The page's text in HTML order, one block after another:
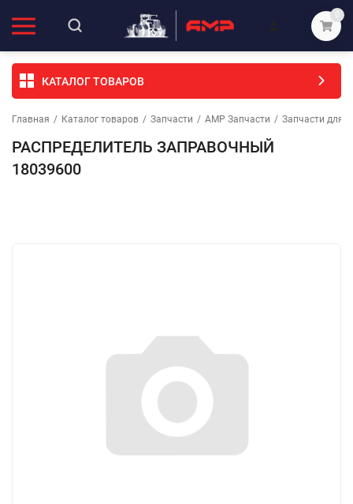
0
КАТАЛОГ ТОВАРОВ
Главная / Каталог товаров / Запчасти / АМР Запчасти / Запчасти для
РАСПРЕДЕЛИТЕЛЬ ЗАПРАВОЧНЫЙ
18039600